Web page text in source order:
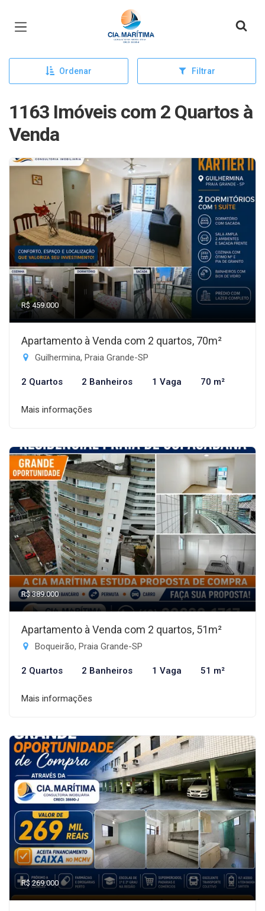
Página inicial
Ordenar Filtrar
1163 Imóveis com 2 Quartos à
Venda
R$ 459.000
Apartamento à Venda com 2 quartos, 70m²
Guilhermina, Praia Grande-SP
2 Quartos 2 Banheiros 1 Vaga 70 m²
Mais informações
R$ 389.000
Apartamento à Venda com 2 quartos, 51m²
Boqueirão, Praia Grande-SP
2 Quartos 2 Banheiros 1 Vaga 51 m²
Mais informações
R$ 269.000